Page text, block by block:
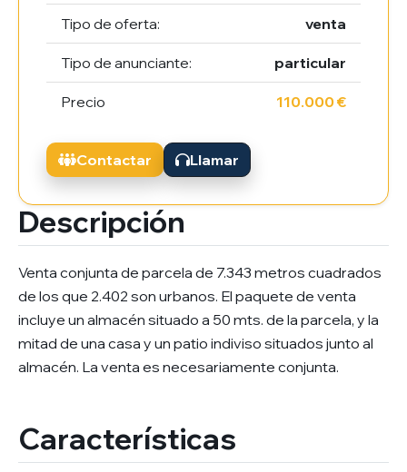
Descripción
Venta conjunta de parcela de 7.343 metros cuadrados
de los que 2.402 son urbanos. El paquete de venta
incluye un almacén situado a 50 mts. de la parcela, y la
mitad de una casa y un patio indiviso situados junto al
almacén. La venta es necesariamente conjunta.
Características
Tipo de oferta: venta
Tipo de anunciante: particular
Precio 110.000 €
Contactar Llamar